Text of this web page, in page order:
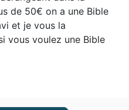
de 50€ on a une Bible
et je vous la
vous voulez une Bible